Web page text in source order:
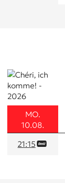
MO.
10.08.
21:15